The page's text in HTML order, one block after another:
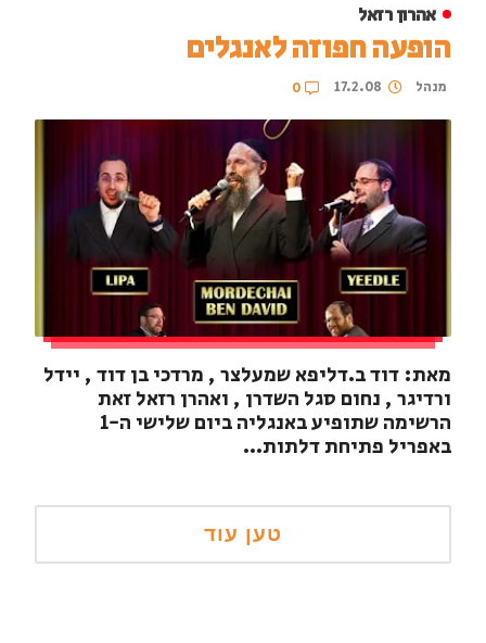
אהרון רזאל
הופעה חפוזה לאנגלים
מנהל 17.2.08
0
מאת: דוד ב.דליפא שמעלצר , מרדכי בן דוד , יידל
ורדיגר , נחום סגל השדרן , ואהרן רזאל זאת
הרשימה שתופיע באנגליה ביום שלישי ה-1
באפריל פתיחת דלתות...